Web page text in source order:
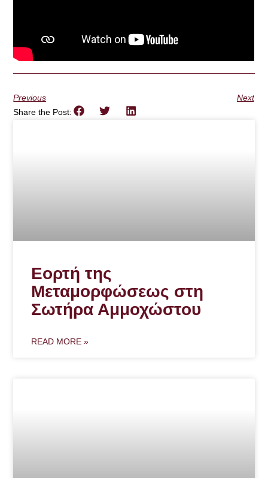
Previous
Next
Share the Post:
Εορτή της
Μεταμορφώσεως στη
Σωτήρα Αμμοχώστου
READ MORE »